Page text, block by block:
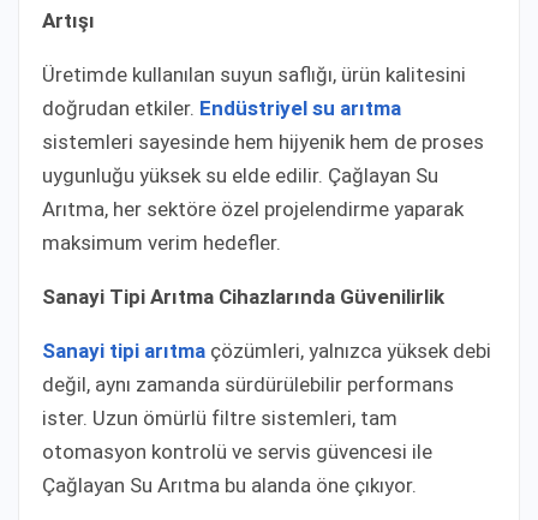
Artışı
Üretimde kullanılan suyun saflığı, ürün kalitesini
doğrudan etkiler. Endüstriyel su arıtma
sistemleri sayesinde hem hijyenik hem de proses
uygunluğu yüksek su elde edilir. Çağlayan Su
Arıtma, her sektöre özel projelendirme yaparak
maksimum verim hedefler.
Sanayi Tipi Arıtma Cihazlarında Güvenilirlik
Sanayi tipi arıtma çözümleri, yalnızca yüksek debi
değil, aynı zamanda sürdürülebilir performans
ister. Uzun ömürlü filtre sistemleri, tam
otomasyon kontrolü ve servis güvencesi ile
Çağlayan Su Arıtma bu alanda öne çıkıyor.